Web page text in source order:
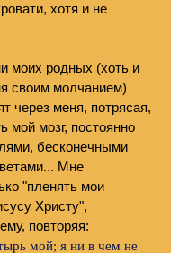
хотя и не
моих родных (хоть и
своим молчанием)
через меня, потрясая,
мой мозг, постоянно
бесконечными
Мне
"пленять мои
Христу",
повторяя:
мой; я ни в чем не